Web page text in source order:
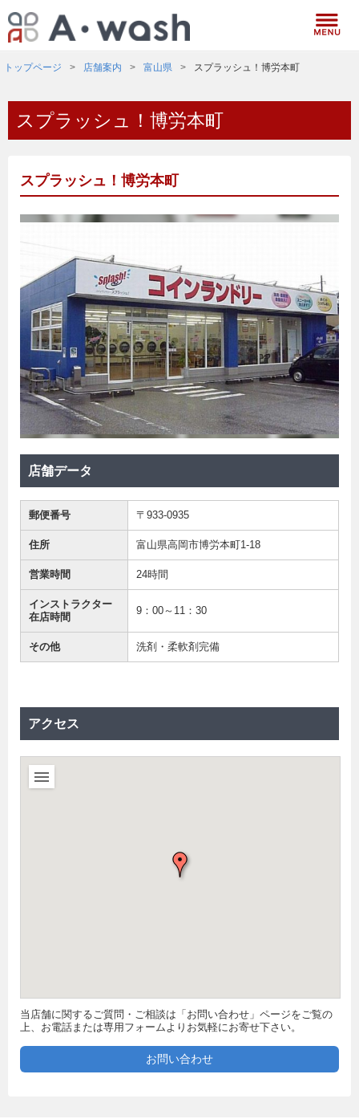
トップページ 店舗案内 富山県 スプラッシュ！博労本町
スプラッシュ！博労本町
スプラッシュ！博労本町
店舗データ
郵便番号 〒933-0935
住所 富山県高岡市博労本町1-18
営業時間 24時間
インストラクター
在店時間
9：00～11：30
その他 洗剤・柔軟剤完備
アクセス
当店舗に関するご質問・ご相談は「お問い合わせ」ページをご覧の
上、お電話または専用フォームよりお気軽にお寄せ下さい。
お問い合わせ